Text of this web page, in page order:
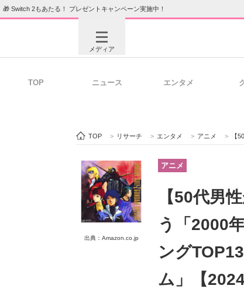
🎁 Switch 2もあたる！ プレゼントキャンペーン実施中！
メディア
ビジネスと働き方のヒント
ITエンジニア向け専門サイト 企業
エレ
TOP ニュース エンタメ
TOP > リサーチ > エンタメ > アニメ > 【50
出典：Amazon.co.jp
アニメ
【50代男
う「2000
ング
ム」【